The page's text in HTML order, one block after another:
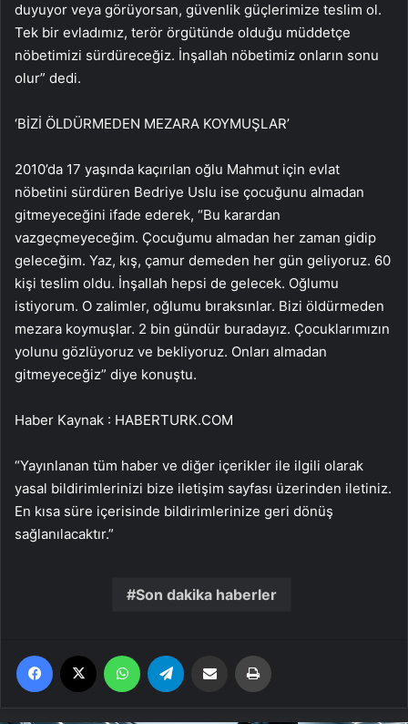
duyuyor veya görüyorsan, güvenlik güçlerimize teslim ol.
Tek bir evladımız, terör örgütünde olduğu müddetçe
nöbetimizi sürdüreceğiz. İnşallah nöbetimiz onların sonu
olur” dedi.
‘BİZİ ÖLDÜRMEDEN MEZARA KOYMUŞLAR’
2010’da 17 yaşında kaçırılan oğlu Mahmut için evlat
nöbetini sürdüren Bedriye Uslu ise çocuğunu almadan
gitmeyeceğini ifade ederek, “Bu karardan
vazgeçmeyeceğim. Çocuğumu almadan her zaman gidip
geleceğim. Yaz, kış, çamur demeden her gün geliyoruz. 60
kişi teslim oldu. İnşallah hepsi de gelecek. Oğlumu
istiyorum. O zalimler, oğlumu bıraksınlar. Bizi öldürmeden
mezara koymuşlar. 2 bin gündür buradayız. Çocuklarımızın
yolunu gözlüyoruz ve bekliyoruz. Onları almadan
gitmeyeceğiz” diye konuştu.
Haber Kaynak : HABERTURK.COM
“Yayınlanan tüm haber ve diğer içerikler ile ilgili olarak
yasal bildirimlerinizi bize iletişim sayfası üzerinden iletiniz.
En kısa süre içerisinde bildirimlerinize geri dönüş
sağlanılacaktır.”
Son dakika haberler
Facebook WhatsApp Email'den paylaş